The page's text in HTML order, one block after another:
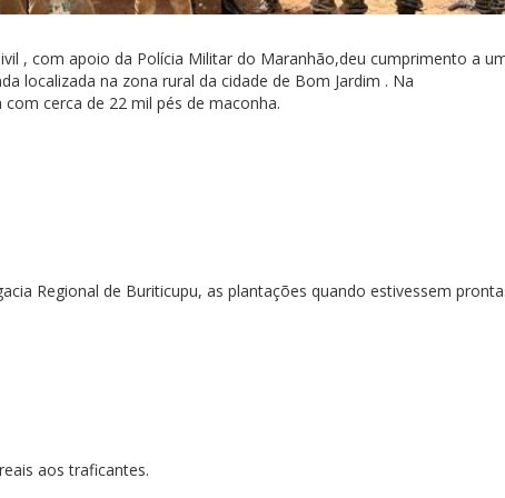
, com apoio da Polícia Militar do Maranhão,deu cumprimento a
localizada na zona rural da cidade de Bom Jardim . Na
cerca de 22 mil pés de maconha.
Regional de Buriticupu, as plantações quando estivessem
aos traficantes.